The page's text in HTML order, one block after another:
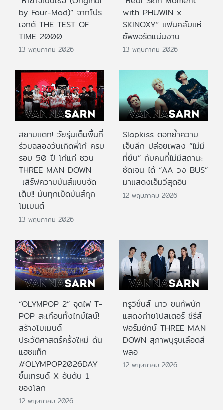
by Four-Mod)” จากโปร
เจกต์ THE TEST OF
TIME 2000
13 พฤษภาคม 2026
with PHUWIN x
SKINOXY” แฟนคลับแห่
ซัพพอร์ตแน่นงาน
13 พฤษภาคม 2026
สยามแตก! วัยรุ่นเต็มพื้นที่
ร่วมฉลองวันเกิดพี่โก๋ ครบ
รอบ 50 ปี โก๋แก่ ชวน
THREE MAN DOWN
เสิร์ฟความมันส์แบบจัด
เต็ม!! มันทุกเม็ดมันส์ทุก
โมเมนต์
13 พฤษภาคม 2026
Slapkiss ตอกย้ำความ
เจ็บลึก ปล่อยเพลง “ไม่มี
ที่ยืน” กับคนที่ไม่มีสถานะ
ชัดเจน ได้ “AA วง BUS”
มาแสดงเอ็มวีสุดอิน
12 พฤษภาคม 2026
“OLYMPOP 2” จุดไฟ T-
POP สะเทือนทั้งไทม์ไลน์!
สร้างโมเมนต์
ประวัติศาสตร์ครั้งใหม่ ดัน
แฮชแท็ก
#OLYMPOP2026DAY
ขึ้นเทรนด์ X อันดับ 1
ของโลก
12 พฤษภาคม 2026
ทรูวิชั่นส์ นาว ขนทัพนัก
แสดงถ่ายโปสเตอร์ ซีรีส์
ฟอร์มยักษ์ THREE MAN
DOWN สุภาพบุรุษเลือดสี
พลอ
12 พฤษภาคม 2026